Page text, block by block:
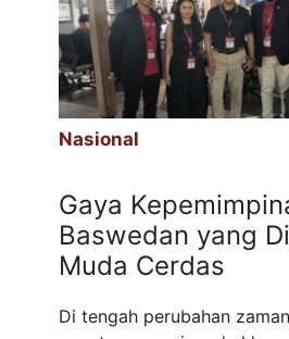
Nasional
Gaya
Baswedan yang
Muda Cerdas
Di tengah perubahan